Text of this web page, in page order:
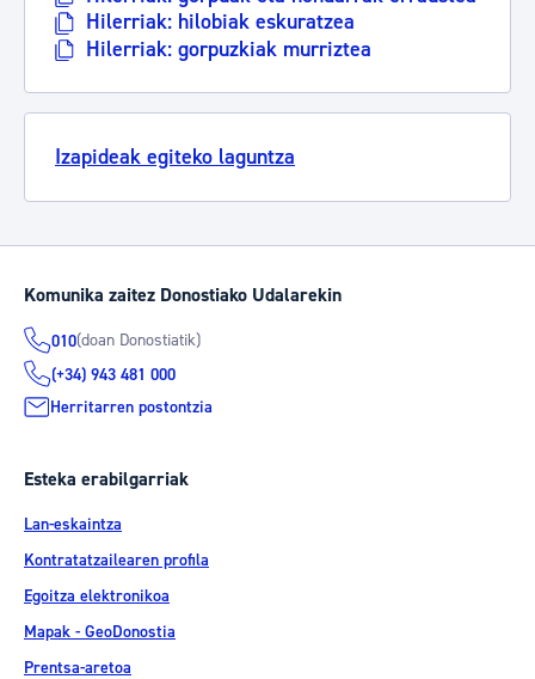
Hilerriak: hilobiak eskuratzea
Hilerriak: gorpuzkiak murriztea
Izapideak egiteko laguntza
Komunika zaitez Donostiako Udalarekin
010(doan Donostiatik)
(+34) 943 481 000
Herritarren postontzia
Esteka erabilgarriak
Lan-eskaintza
Kontratatzailearen profila
Egoitza elektronikoa
Mapak - GeoDonostia
Prentsa-aretoa